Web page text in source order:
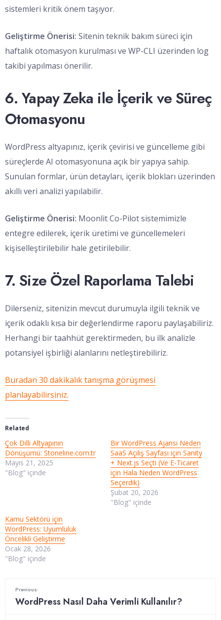
sistemleri kritik önem taşıyor.
Geliştirme Önerisi: Sitenin teknik bakım süreci için
haftalık otomasyon kurulması ve WP-CLI üzerinden log
takibi yapılması önerilir.
6. Yapay Zeka ile İçerik ve Süreç
Otomasyonu
WordPress altyapınız, içerik çevirisi ve güncelleme gibi
süreçlerde AI otomasyonuna açık bir yapıya sahip.
Sunulan formlar, ürün detayları, içerik blokları üzerinden
akıllı veri analizi yapılabilir.
Geliştirme Önerisi: Moonlit Co-Pilot sistemimizle
entegre edilerek, içerik üretimi ve güncellemeleri
kişiselleştirilebilir hale getirilebilir.
7. Size Özel Raporlama Talebi
Dilerseniz, sitenizin mevcut durumuyla ilgili teknik ve
içerik odaklı kısa bir değerlendirme raporu paylaşabiliriz.
Herhangi bir taahhüt gerektirmeden, bu ilk analizle
potansiyel işbirliği alanlarını netleştirebiliriz.
Buradan 30 dakikalık tanışma görüşmesi
planlayabilirsiniz.
Related
Çok Dilli Altyapının
Dönüşümü: Stoneline.com.tr
Mayıs 21, 2025
"Blog" içinde
Bir WordPress Ajansı Neden
SaaS Açılış Sayfası için Sanity
+ Next.js Seçti (Ve E-Ticaret
için Hala Neden WordPress
Seçerdik)
Şubat 20, 2026
"Blog" içinde
Kamu Sektörü için
WordPress: Uyumluluk
Öncelikli Geliştirme
Ocak 28, 2026
"Blog" içinde
Previous:
WordPress Nasıl Daha Verimli Kullanılır?